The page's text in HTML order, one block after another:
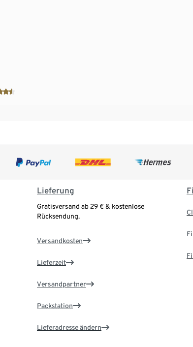
Lieferung
Gratisversand ab 29 € & kostenlose
Rücksendung.
Versandkosten
Lieferzeit
Versandpartner
Packstation
Lieferadresse ändern